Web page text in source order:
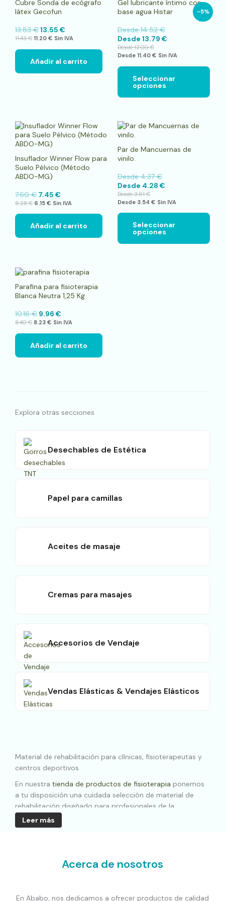
Cubre Sonda de ecógrafo
látex Gecofun
13.83€13.55 €
11.43€ 11.20 € Sin IVA
Añadir al carrito
-5%
Gel lubricante íntimo con
base agua Histar
Desde14.52€
Desde 13.79 €
Desde12.00€
Desde 11.40 € Sin IVA
Seleccionar
opciones
en
de
Insuflador Winner Flow para
Suelo Pélvico (Método
ABDO-MG)
7.60€ 7.45 €
6.28€ 6.15 € Sin IVA
Añadir al carrito
Par de Mancuernas de
vinilo.
Desde4.37€
Desde 4.28 €
Desde3.61€
Desde 3.54 € Sin IVA
Seleccionar
opciones
en
de
Parafina para fisioterapia
Blanca Neutra 1,25 Kg
10.16€ 9.96 €
8.40€ 8.23 € Sin IVA
Añadir al carrito
Explora otras secciones
Desechables de Estética
Papel para camillas
Aceites de masaje
Cremas para masajes
Accesorios de Vendaje
Vendas Elásticas & Vendajes Elásticos
Material de rehabilitación para clínicas, fisioterapeutas y
centros deportivos
En nuestra tienda de productos de fisioterapia ponemos
a tu disposición una cuidada selección de material de
rehabilitación diseñado para profesionales de la
fisioterapia, entrenadores deportivos, clínicas de
recuperación funcional y centros de salud. Nuestro
cliente cercanoy resolutivo.
rehabilitación
Leer más
Acerca de nosotros
En Ababo, nos dedicamos a ofrecer productos de calidad